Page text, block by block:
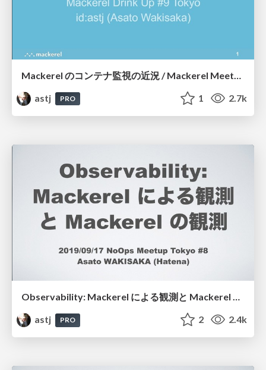
Mackerel のコンテナ監視の近況 / Mackerel Meetup #13
astj
PRO 1 2.7k
Observability: Mackerel による観測と Mackerel の観測 / NoOps Meetup Tokyo #8
astj
PRO 2 2.4k